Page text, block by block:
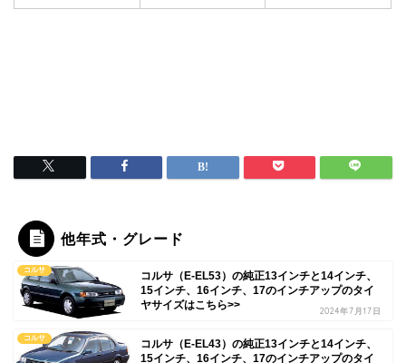
他年式・グレード
コルサ
コルサ（E-EL53）の純正13インチと14インチ、
15インチ、16インチ、17のインチアップのタイ
ヤサイズはこちら>>
2024年7月17日
コルサ
コルサ（E-EL43）の純正13インチと14インチ、
15インチ、16インチ、17のインチアップのタイ